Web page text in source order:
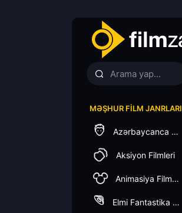
MƏŞHUR FILM JANRLARI
Azərbaycanca Dublaj
Aksiyon Filmleri
Animasiya Filmleri
Elmi Fantastika Filmleri